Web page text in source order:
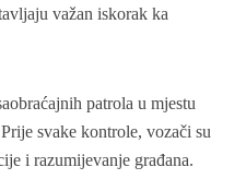
važan iskorak ka
patrola u mjestu
svake kontrole, vozači su
i razumijevanje građana.